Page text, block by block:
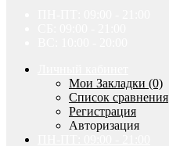
Мои Закладки (0)
Список сравнения
Регистрация
Авторизация